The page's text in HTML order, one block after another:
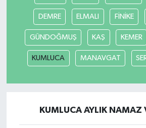
DEMRE ELMALI FİNİKE
GÜNDOĞMUŞ KAŞ KEMER
KUMLUCA MANAVGAT
KUMLUCA AYLIK NAMAZ
ÜÇÜNCÜ SAYFA
Yemek